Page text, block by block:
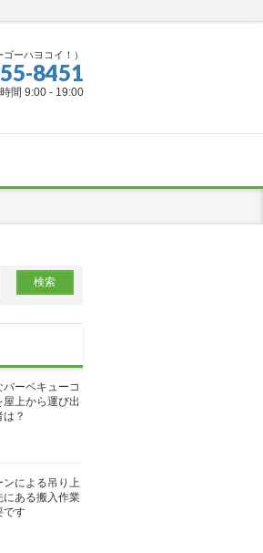
ーハヨコイ！）
8451
間 9:00 - 19:00
バーベキューコ
屋上から運び出
？
ンによる吊り上
にある搬入作業
です